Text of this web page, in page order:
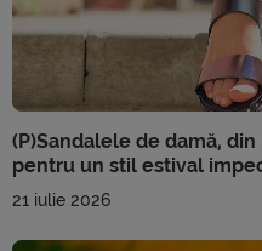
(P)Sandalele de damă,
pentru un stil estival
21 iulie 2026